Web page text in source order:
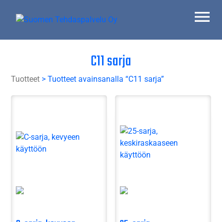
C11 sarja
Tuotteet > Tuotteet avainsanalla “C11 sarja”